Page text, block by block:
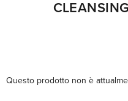
Questo prodotto non è